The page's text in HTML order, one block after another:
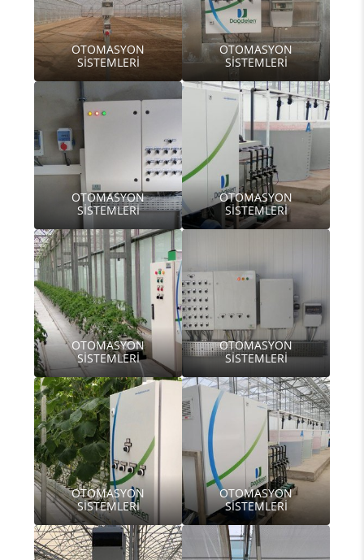
OTOMASYON
SİSTEMLERİ
OTOMASYON
SİSTEMLERİ
OTOMASYON
SİSTEMLERİ
OTOMASYON
SİSTEMLERİ
OTOMASYON
SİSTEMLERİ
OTOMASYON
SİSTEMLERİ
OTOMASYON
SİSTEMLERİ
OTOMASYON
SİSTEMLERİ